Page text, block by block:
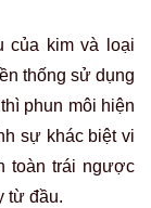
của kim và loại
thống sử dụng
phun môi hiện
sự khác biệt vi
toàn trái ngược
từ đầu.